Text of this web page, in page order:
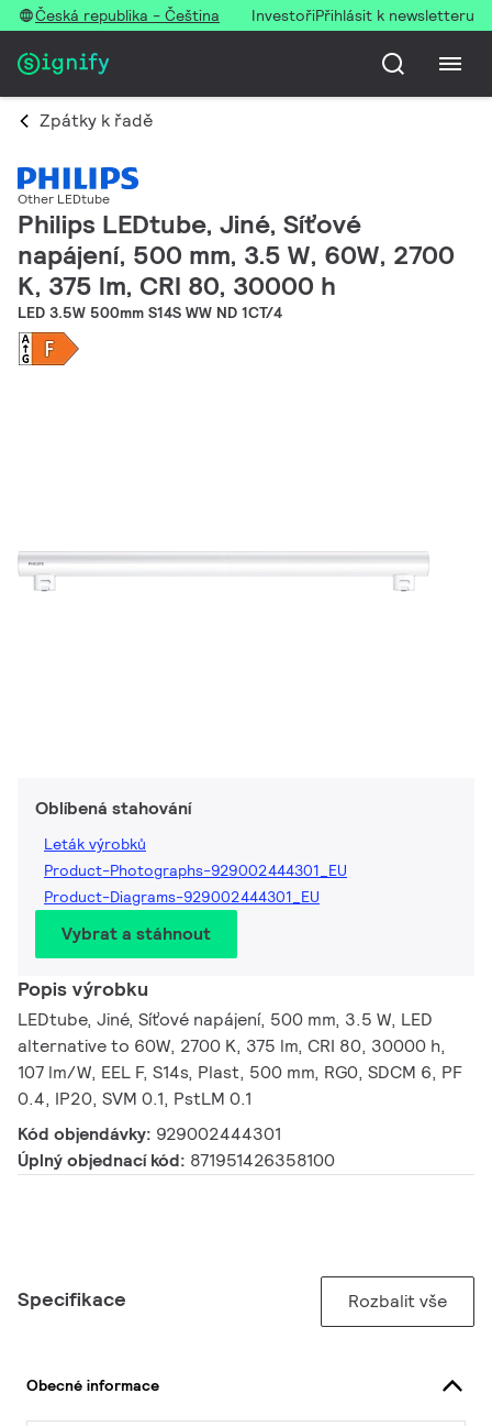
Česká republika - Čeština InvestořiPřihlásit k newsletteru
Zpátky k řadě
Other LEDtube
Philips LEDtube, Jiné, Síťové
napájení, 500 mm, 3.5 W, 60W, 2700
K, 375 lm, CRI 80, 30000 h
LED 3.5W 500mm S14S WW ND 1CT/4
Oblíbená stahování
Leták výrobků
Product-Photographs-929002444301_EU
Product-Diagrams-929002444301_EU
Vybrat a stáhnout
Popis výrobku
LEDtube, Jiné, Síťové napájení, 500 mm, 3.5 W, LED
alternative to 60W, 2700 K, 375 lm, CRI 80, 30000 h,
107 lm/W, EEL F, S14s, Plast, 500 mm, RG0, SDCM 6, PF
0.4, IP20, SVM 0.1, PstLM 0.1
Kód objendávky: 929002444301
Úplný objednací kód: 871951426358100
Specifikace Rozbalit vše
Obecné informace